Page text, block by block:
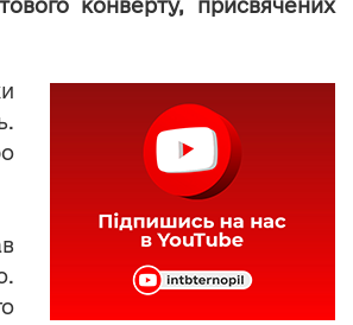
конверту, присвячених